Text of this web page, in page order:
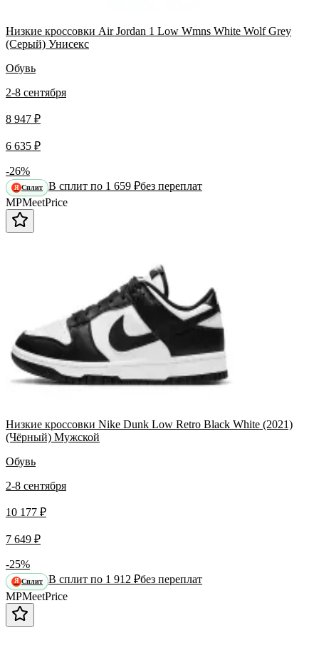
Низкие кроссовки Air Jordan 1 Low Wmns White Wolf Grey
(Серый) Унисекс
Обувь
2-8 сентября
8 947 ₽
6 635 ₽
-26%
Я Сплит В сплит по 1 659 ₽без переплат
MPMeetPrice
Низкие кроссовки Nike Dunk Low Retro Black White (2021)
(Чёрный) Мужской
Обувь
2-8 сентября
10 177 ₽
7 649 ₽
-25%
Я Сплит В сплит по 1 912 ₽без переплат
MPMeetPrice